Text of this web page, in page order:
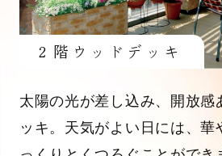
２階ウッドデッキ
太陽の光が差し込み、開放感
ッキ。天気がよい日には、華